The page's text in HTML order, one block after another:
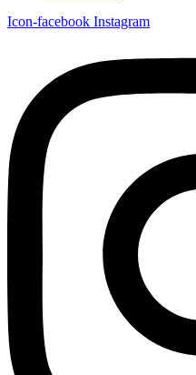
Icon-facebook Instagram